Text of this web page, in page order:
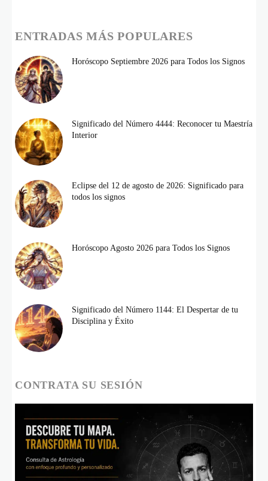
ENTRADAS MÁS POPULARES
Horóscopo Septiembre 2026 para Todos los Signos
Significado del Número 4444: Reconocer tu Maestría
Interior
Eclipse del 12 de agosto de 2026: Significado para
todos los signos
Horóscopo Agosto 2026 para Todos los Signos
Significado del Número 1144: El Despertar de tu
Disciplina y Éxito
CONTRATA SU SESIÓN